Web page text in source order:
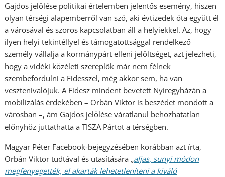
Gajdos jelölése politikai értelemben jelentős esemény, hiszen
olyan térségi alapemberről van szó, aki évtizedek óta együtt él
a városával és szoros kapcsolatban áll a helyiekkel. Az, hogy
ilyen helyi tekintéllyel és támogatottsággal rendelkező
személy vállalja a kormánypárt elleni jelöltséget, azt jelezheti,
hogy a vidéki közéleti szereplők már nem félnek
szembefordulni a Fidesszel, még akkor sem, ha van
vesztenivalójuk. A Fidesz mindent bevetett Nyíregyházán a
mobilizálás érdekében – Orbán Viktor is beszédet mondott a
városban –, ám Gajdos jelölése váratlanul behozhatatlan
előnyhöz juttathatta a TISZA Pártot a térségben.
Magyar Péter Facebook-bejegyzésében korábban azt írta,
Orbán Viktor tudtával és utasítására „aljas, sunyi módon
megfenyegették, el akarták lehetetleníteni a kiváló